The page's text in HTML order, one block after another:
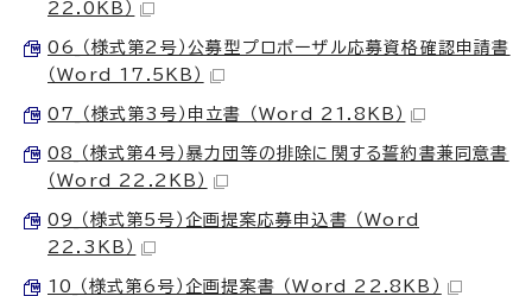
22.0KB）
06_（様式第2号）公募型プロポーザル応募資格確認申請書
（Word 17.5KB）
07_（様式第3号）申立書 （Word 21.8KB）
08_（様式第4号）暴力団等の排除に関する誓約書兼同意書
（Word 22.2KB）
09_（様式第5号）企画提案応募申込書 （Word
22.3KB）
10_（様式第6号）企画提案書 （Word 22.8KB）